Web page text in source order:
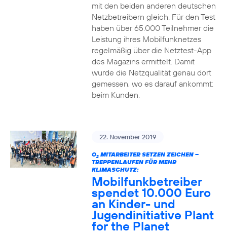
mit den beiden anderen deutschen
Netzbetreibern gleich. Für den Test
haben über 65.000 Teilnehmer die
Leistung ihres Mobilfunknetzes
regelmäßig über die Netztest-App
des Magazins ermittelt. Damit
wurde die Netzqualität genau dort
gemessen, wo es darauf ankommt:
beim Kunden.
22. November 2019
O2MITARBEITER SETZEN ZEICHEN –
TREPPENLAUFEN FÜR MEHR
KLIMASCHUTZ:
Mobilfunkbetreiber
spendet 10.000 Euro
an Kinder- und
Jugendinitiative Plant
for the Planet